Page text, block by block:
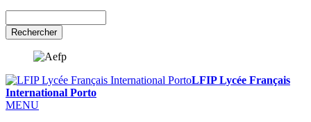
LFIP Lycée Français
International Porto
MENU